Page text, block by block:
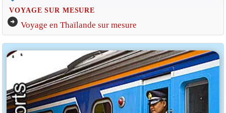
VOYAGE SUR MESURE
arrow_circle_right Voyage en Thaïlande sur mesure